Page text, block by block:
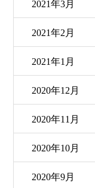
2021年3月
2021年2月
2021年1月
2020年12月
2020年11月
2020年10月
2020年9月